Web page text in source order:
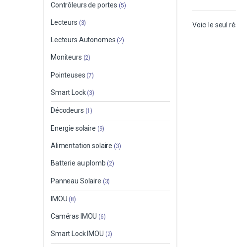
des
Voici le seul
Contrôleurs de portes (5)
Lecteurs (3)
Lecteurs Autonomes (2)
Moniteurs (2)
Pointeuses (7)
Smart Lock (3)
Décodeurs (1)
Energie solaire (9)
Alimentation solaire (3)
Batterie au plomb (2)
Panneau Solaire (3)
IMOU (8)
Caméras IMOU (6)
Smart Lock IMOU (2)